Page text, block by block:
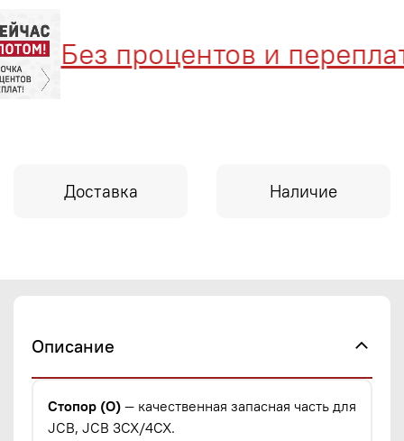
Без процентов и переплат
Доставка Наличие
Описание
Стопор (O) — качественная запасная часть для
JCB, JCB 3CX/4CX.